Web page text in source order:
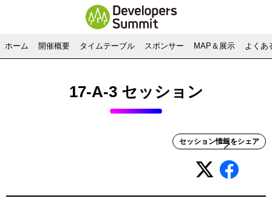
ホーム 開催概要 タイムテーブル スポンサー MAP＆展示 よくあ
17-A-3 セッション
セッション情報をシェア